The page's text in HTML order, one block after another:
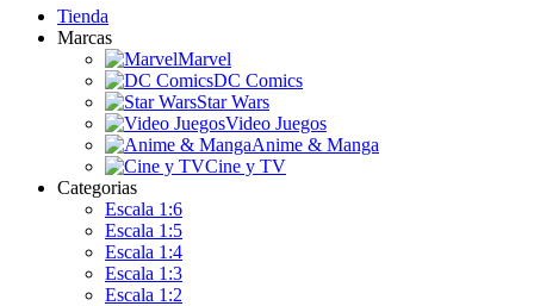
Tienda
Marcas
Marvel
DC Comics
Star Wars
Video Juegos
Anime & Manga
Cine y TV
Categorias
Escala 1:6
Escala 1:5
Escala 1:4
Escala 1:3
Escala 1:2